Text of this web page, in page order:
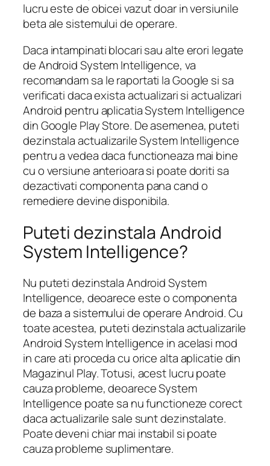
lucru este de obicei vazut doar in versiunile
beta ale sistemului de operare.
Daca intampinati blocari sau alte erori legate
de Android System Intelligence, va
recomandam sa le raportati la Google si sa
verificati daca exista actualizari si actualizari
Android pentru aplicatia System Intelligence
din Google Play Store. De asemenea, puteti
dezinstala actualizarile System Intelligence
pentru a vedea daca functioneaza mai bine
cu o versiune anterioara si poate doriti sa
dezactivati componenta pana cand o
remediere devine disponibila.
Puteti dezinstala Android
System Intelligence?
Nu puteti dezinstala Android System
Intelligence, deoarece este o componenta
de baza a sistemului de operare Android. Cu
toate acestea, puteti dezinstala actualizarile
Android System Intelligence in acelasi mod
in care ati proceda cu orice alta aplicatie din
Magazinul Play. Totusi, acest lucru poate
cauza probleme, deoarece System
Intelligence poate sa nu functioneze corect
daca actualizarile sale sunt dezinstalate.
Poate deveni chiar mai instabil si poate
cauza probleme suplimentare.